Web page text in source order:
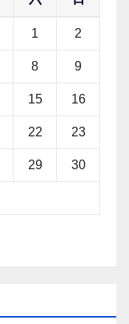
1 2
8 9
15 16
22 23
29 30